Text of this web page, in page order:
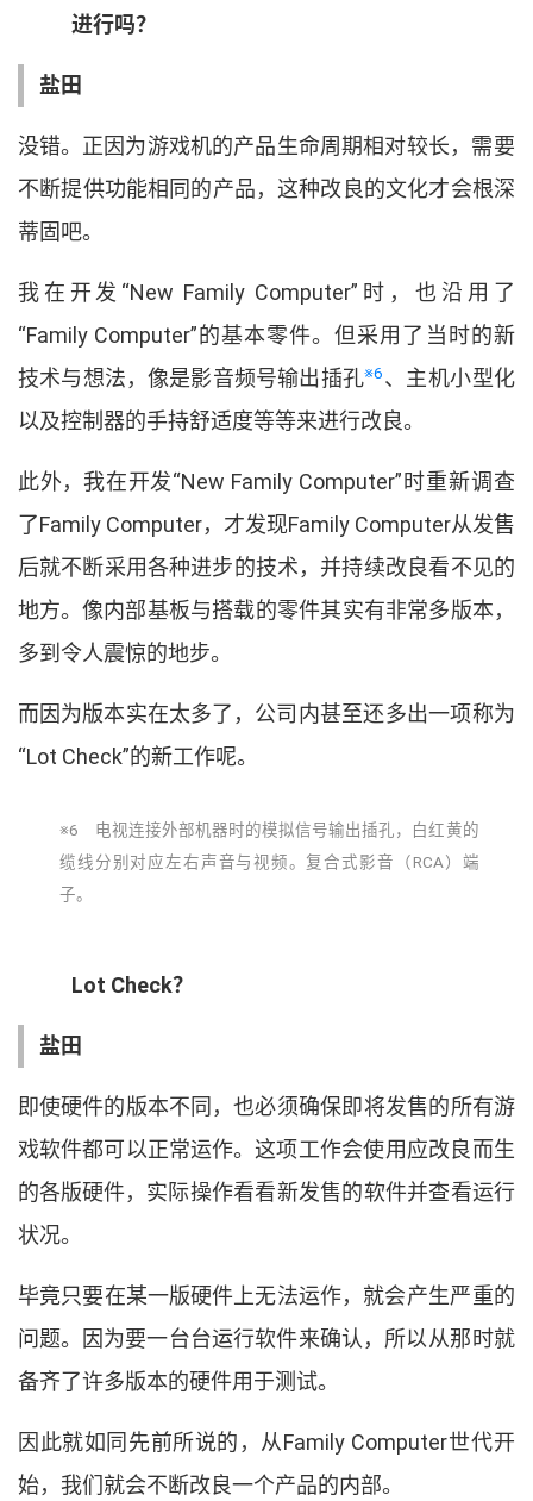
进行吗？
盐田
没错。 正因为游戏机的产品生命周期相对较长， 需要
不断提供功能相同的产品， 这种改良的文化才会根深
蒂固吧。
我在开发 “New Family Computer” 时 ， 也沿用了
“Family Computer”的基本零件。 但采用了当时的新
技术与想法， 像是影音频号输出插孔※6、 主机小型化
以及控制器的手持舒适度等等来进行改良。
此外， 我在开发“New Family Computer”时重新调查
了Family Computer， 才发现Family Computer从发售
后就不断采用各种进步的技术， 并持续改良看不见的
地方。 像内部基板与搭载的零件其实有非常多版本，
多到令人震惊的地步。
而因为版本实在太多了 ， 公司内甚至还多出一项称为
“Lot Check”的新工作呢。
※6 电视连接外部机器时的模拟信号输出插孔，
白红黄的
缆线分别对应左右声音与视频。 复合式影音 （RCA） 端
子。
Lot Check？
盐田
即使硬件的版本不同 ， 也必须确保即将发售的所有游
戏软件都可以正常运作。 这项工作会使用应改良而生
的各版硬件， 实际操作看看新发售的软件并查看运行
状况。
毕竟只要在某一版硬件上无法运作， 就会产生严重的
问题。 因为要一台台运行软件来确认， 所以从那时就
备齐了许多版本的硬件用于测试。
因此就如同先前所说的 ， 从Family Computer世代开
始， 我们就会不断改良一个产品的内部。